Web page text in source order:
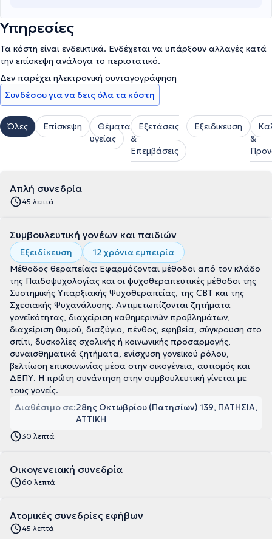
Υπηρεσίες
Τα κόστη είναι ενδεικτικά. Ενδέχεται να υπάρξουν αλλαγές κατά
την επίσκεψη ανάλογα το περιστατικό.
Δεν παρέχει ηλεκτρονική συνταγογράφηση
Συνδέσου για να δεις όλα τα κόστη
Όλες Επίσκεψη
Θέματα
υγείας
Εξετάσεις
&
Επεμβάσεις
Εξειδικευση
&
Απλή συνεδρία
45 λεπτά
Συμβουλευτική γονέων και παιδιών
Εξειδίκευση
12 χρόνια εμπειρία
Μέθοδος θεραπείας: Εφαρμόζονται μέθοδοι από τον κλάδο
της Παιδοψυχολογίας και οι ψυχοθεραπευτικές μέθοδοι της
Συστημικής Υπαρξιακής Ψυχοθεραπείας, της CBT και της
Σχεσιακής Ψυχανάλυσης. Αντιμετωπίζονται ζητήματα
γονεϊκότητας, διαχείριση καθημερινών προβλημάτων,
διαχείριση θυμού, διαζύγιο, πένθος, εφηβεία, σύγκρουση στο
σπίτι, δυσκολίες σχολικής ή κοινωνικής προσαρμογής,
συναισθηματικά ζητήματα, ενίσχυση γονεϊκού ρόλου,
βελτίωση επικοινωνίας μέσα στην οικογένεια, αυτισμός και
ΔΕΠΥ. Η πρώτη συνάντηση στην συμβουλευτική γίνεται με
τους γονείς.
Διαθέσιμο σε:28ης Οκτωβρίου (Πατησίων) 139, ΠΑΤΗΣΙΑ,
ΑΤΤΙΚΗ
30 λεπτά
Οικογενειακή συνεδρία
60 λεπτά
Ατομικές συνεδρίες εφήβων
45 λεπτά